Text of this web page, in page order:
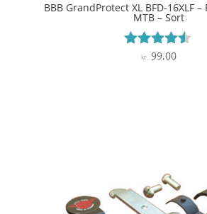
BBB GrandProtect XL BFD-16XLF
MTB – Sort
Vurderet
kr. 99,00